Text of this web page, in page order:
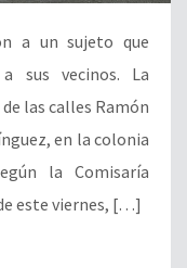
a un sujeto que
sus vecinos. La
las calles Ramón
en la colonia
la Comisaría
este viernes, […]